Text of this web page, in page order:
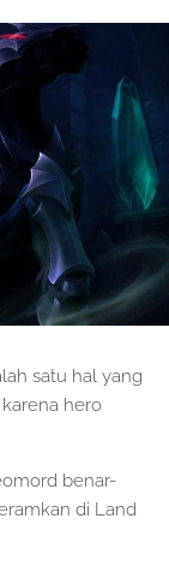
satu hal yang
hero
benar-
di Land